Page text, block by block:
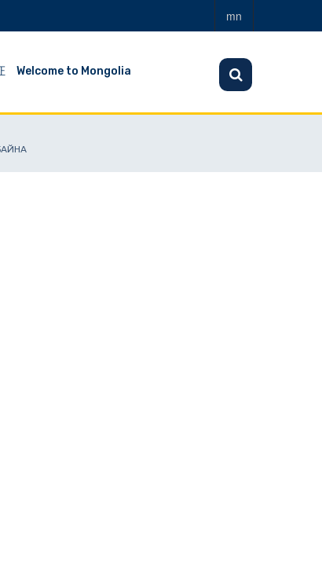
mn
Welcome to Mongolia